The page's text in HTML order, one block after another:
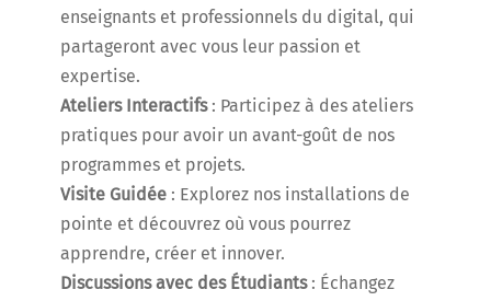
enseignants et professionnels du digital, qui
partageront avec vous leur passion et
expertise.
Ateliers Interactifs: Participez à des ateliers
pratiques pour avoir un avant-goût de nos
programmes et projets.
Visite Guidée : Explorez nos installations de
pointe et découvrez où vous pourrez
apprendre, créer et innover.
Discussions avec des Étudiants: Échangez